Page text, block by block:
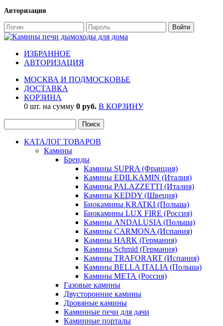
Авторизация
ИЗБРАННОЕ
АВТОРИЗАЦИЯ
МОСКВА И ПОДМОСКОВЬЕ
ДОСТАВКА
КОРЗИНА
0 шт. на сумму 0 руб. В КОРЗИНУ
КАТАЛОГ ТОВАРОВ
Камины
Бренды
Камины SUPRA (Франция)
Камины EDILKAMIN (Италия)
Камины PALAZZETTI (Италия)
Камины KEDDY (Швеция)
Биокамины KRATKI (Польша)
Биокамины LUX FIRE (Россия)
Камины ANDALUSIA (Польша)
Камины CARMONA (Испания)
Камины HARK (Германия)
Камины Schmid (Германия)
Камины TRAFORART (Испания)
Камины BELLA ITALIA (Польша)
Камины МЕТА (Россия)
Газовые камины
Двусторонние камины
Дровяные камины
Каминные печи для дачи
Каминные порталы